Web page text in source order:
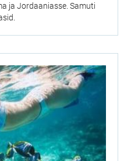
ja Jordaaniasse. Samuti